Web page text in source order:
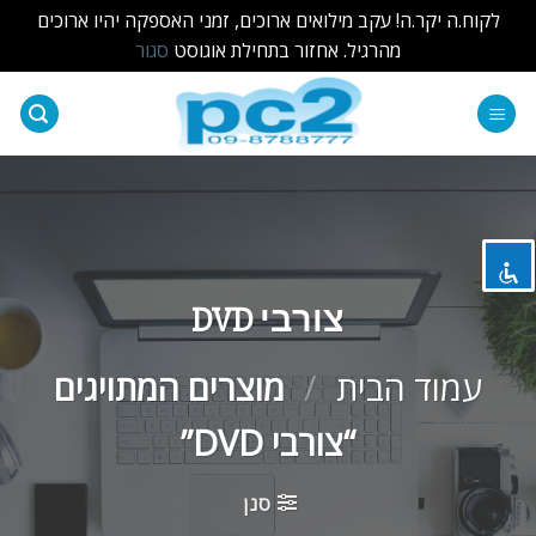
visibility_off השבת את ההבזקים
zoom_out זום (הקטנה)
zoom_in זום (הגדלה)
remove_circle_outline הקטנת גופן
הגדלת גופן
גופן קריא
לקוח.ה יקר.ה! עקב מילואים ארוכים, זמני האספקה יהיו ארוכים
מהרגיל. אחזור בתחילת אוגוסט סגור
צורבי DVD
עמוד הבית / מוצרים המתויגים
“צורבי DVD”
סנן